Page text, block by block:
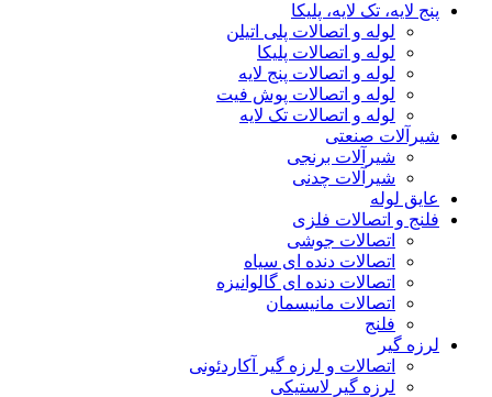
پنج لایه، تک لایه، پلیکا
لوله و اتصالات پلی اتیلن
لوله و اتصالات پلیکا
لوله و اتصالات پنج لایه
لوله و اتصالات پوش فیت
لوله و اتصالات تک لایه
شیرآلات صنعتی
شیرآلات برنجی
شیرآلات چدنی
عایق لوله
فلنج و اتصالات فلزی
اتصالات جوشی
اتصالات دنده ای سیاه
اتصالات دنده ای گالوانیزه
اتصالات مانیسمان
فلنج
لرزه گیر
اتصالات و لرزه گیر آکاردئونی
لرزه گیر لاستیکی